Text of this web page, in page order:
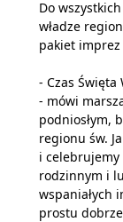
Do
władze
pakiet imprez
- Czas
- mówi
podniosłym,
regionu św.
i
rodzinnym i
wspaniałych
prostu